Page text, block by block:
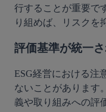
行することが重要で
り組めば、リスクを
評価基準が統一
ESG経営における注
ないことがあります
義や取り組みへの評